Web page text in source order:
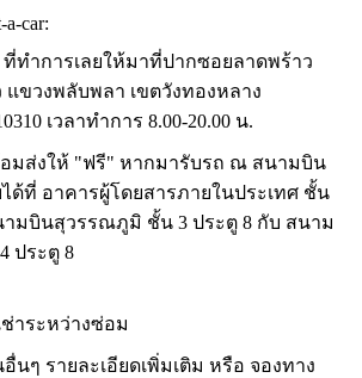
car:
การเลยให้มาที่ปากซอยลาดพร้าว
แขวงพลับพลา เขตวังทองหลาง
เวลาทำการ 8.00-20.00 น.
งให้ "ฟรี" หากมารับรถ ณ สนามบิน
ด้ที่ อาคารผู้โดยสารภายในประเทศ ชั้น
ามบินสุวรรณภูมิ ชั้น 3 ประตู 8 กับ สนาม
ประตู 8
ช่าระหว่างซ่อม
นๆ รายละเอียดเพิ่มเติม หรือ จองทาง